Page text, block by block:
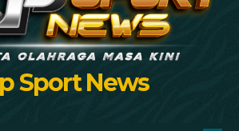
Sport News